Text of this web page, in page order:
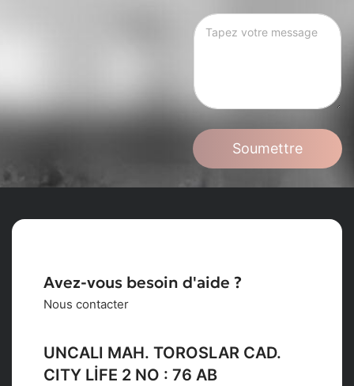
Soumettre
Avez-vous besoin d'aide ?
Nous contacter
UNCALI MAH. TOROSLAR CAD.
CITY LİFE 2 NO : 76 AB